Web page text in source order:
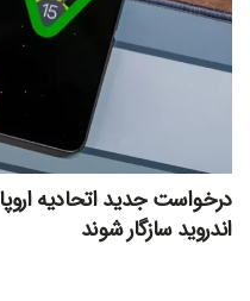
درخواست جدید اتحادیه اروپا
اندروید سازگار شوند